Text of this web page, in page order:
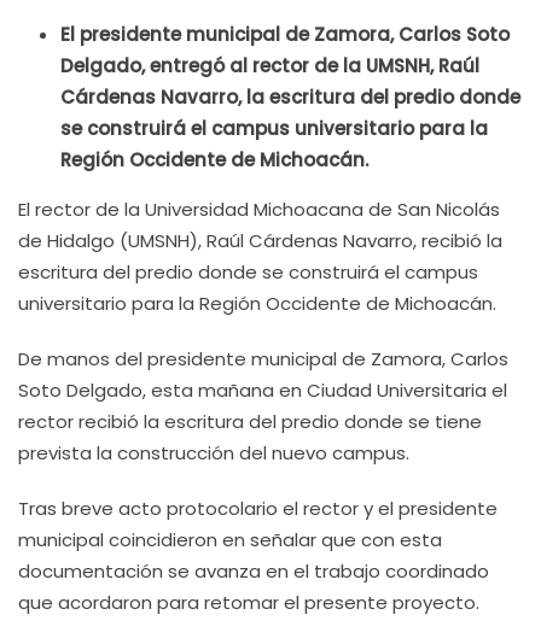
El presidente municipal de Zamora, Carlos Soto
Delgado, entregó al rector de la UMSNH, Raúl
Cárdenas Navarro, la escritura del predio donde
se construirá el campus universitario para la
Región Occidente de Michoacán.
El rector de la Universidad Michoacana de San Nicolás
de Hidalgo (UMSNH), Raúl Cárdenas Navarro, recibió la
escritura del predio donde se construirá el campus
universitario para la Región Occidente de Michoacán.
De manos del presidente municipal de Zamora, Carlos
Soto Delgado, esta mañana en Ciudad Universitaria el
rector recibió la escritura del predio donde se tiene
prevista la construcción del nuevo campus.
Tras breve acto protocolario el rector y el presidente
municipal coincidieron en señalar que con esta
documentación se avanza en el trabajo coordinado
que acordaron para retomar el presente proyecto.